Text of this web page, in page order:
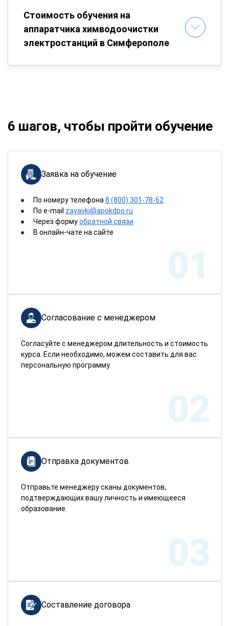
Стоимость обучения на
аппаратчика химводоочистки
электростанций в Симферополе
6 шагов, чтобы пройти обучение
Заявка на обучение
По номеру телефона 8 (800) 301-78-62
По e-mail zayavki@apokdpo.ru
Через формуобратной связи
В онлайн-чате на сайте
01
Согласование с менеджером
Согласуйте с менеджером длительность и стоимость
курса. Если необходимо, можем составить для вас
персональную программу.
02
Отправка документов
Отправьте менеджеру сканы документов,
подтверждающих вашу личность и имеющееся
образование.
03
Составление договора